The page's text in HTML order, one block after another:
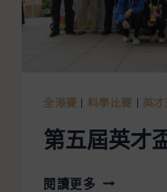
全港賽 | 科學比賽 | 英才
第五屆英才
閱讀更多